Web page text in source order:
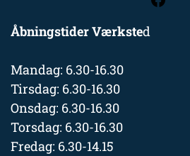
Åbningstider Værksted
Mandag: 6.30-16.30
Tirsdag: 6.30-16.30
Onsdag: 6.30-16.30
Torsdag: 6.30-16.30
Fredag: 6.30-14.15